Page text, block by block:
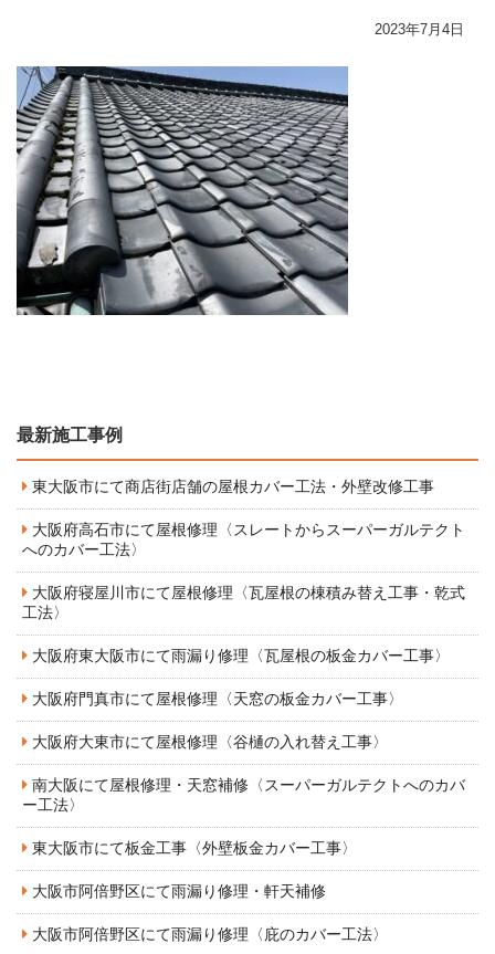
2023年7月4日
最新施工事例
東大阪市にて商店街店舗の屋根カバー工法・外壁改修工事
大阪府高石市にて屋根修理〈スレートからスーパーガルテクト
へのカバー工法〉
大阪府寝屋川市にて屋根修理〈瓦屋根の棟積み替え工事・乾式
工法〉
大阪府東大阪市にて雨漏り修理〈瓦屋根の板金カバー工事〉
大阪府門真市にて屋根修理〈天窓の板金カバー工事〉
大阪府大東市にて屋根修理〈谷樋の入れ替え工事〉
南大阪にて屋根修理・天窓補修〈スーパーガルテクトへのカバ
ー工法〉
東大阪市にて板金工事〈外壁板金カバー工事〉
大阪市阿倍野区にて雨漏り修理・軒天補修
大阪市阿倍野区にて雨漏り修理〈庇のカバー工法〉